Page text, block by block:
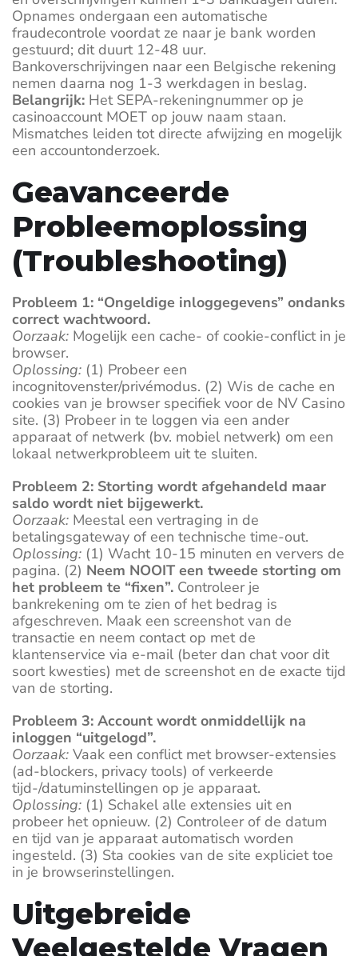
Opnames ondergaan een automatische
fraudecontrole voordat ze naar je bank worden
gestuurd; dit duurt 12-48 uur.
Bankoverschrijvingen naar een Belgische rekening
nemen daarna nog 1-3 werkdagen in beslag.
Belangrijk: Het SEPA-rekeningnummer op je
casinoaccount MOET op jouw naam staan.
Mismatches leiden tot directe afwijzing en mogelijk
een accountonderzoek.
Geavanceerde
Probleemoplossing
(Troubleshooting)
Probleem 1: “Ongeldige inloggegevens” ondanks
correct wachtwoord.
Oorzaak: Mogelijk een cache- of cookie-conflict in je
browser.
Oplossing: (1) Probeer een
incognitovenster/privémodus. (2) Wis de cache en
cookies van je browser specifiek voor de NV Casino
site. (3) Probeer in te loggen via een ander
apparaat of netwerk (bv. mobiel netwerk) om een
lokaal netwerkprobleem uit te sluiten.
Probleem 2: Storting wordt afgehandeld maar
saldo wordt niet bijgewerkt.
Oorzaak: Meestal een vertraging in de
betalingsgateway of een technische time-out.
Oplossing: (1) Wacht 10-15 minuten en ververs de
pagina. (2) Neem NOOIT een tweede storting om
het probleem te “fixen”. Controleer je
bankrekening om te zien of het bedrag is
afgeschreven. Maak een screenshot van de
transactie en neem contact op met de
klantenservice via e-mail (beter dan chat voor dit
soort kwesties) met de screenshot en de exacte tijd
van de storting.
Probleem 3: Account wordt onmiddellijk na
inloggen “uitgelogd”.
Oorzaak: Vaak een conflict met browser-extensies
(ad-blockers, privacy tools) of verkeerde
tijd-/datuminstellingen op je apparaat.
Oplossing: (1) Schakel alle extensies uit en
probeer het opnieuw. (2) Controleer of de datum
en tijd van je apparaat automatisch worden
ingesteld. (3) Sta cookies van de site expliciet toe
in je browserinstellingen.
Uitgebreide
Veelgestelde Vragen